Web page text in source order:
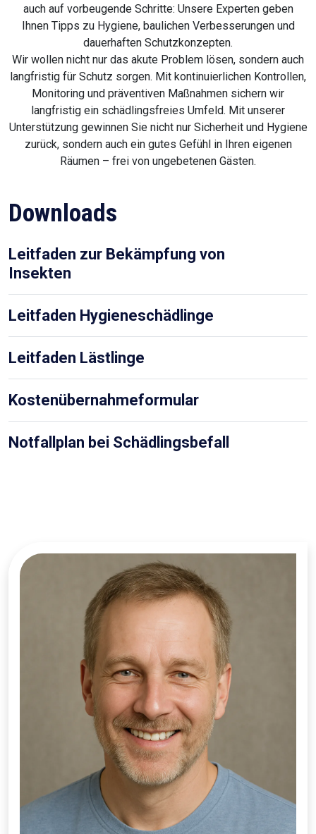
auch auf vorbeugende Schritte: Unsere Experten geben
Ihnen Tipps zu Hygiene, baulichen Verbesserungen und
dauerhaften Schutzkonzepten.
Wir wollen nicht nur das akute Problem lösen, sondern auch
langfristig für Schutz sorgen. Mit kontinuierlichen Kontrollen,
Monitoring und präventiven Maßnahmen sichern wir
langfristig ein schädlingsfreies Umfeld. Mit unserer
Unterstützung gewinnen Sie nicht nur Sicherheit und Hygiene
zurück, sondern auch ein gutes Gefühl in Ihren eigenen
Räumen – frei von ungebetenen Gästen.
Downloads
Leitfaden zur Bekämpfung von
Insekten
Leitfaden Hygieneschädlinge
Leitfaden Lästlinge
Kostenübernahmeformular
Notfallplan bei Schädlingsbefall